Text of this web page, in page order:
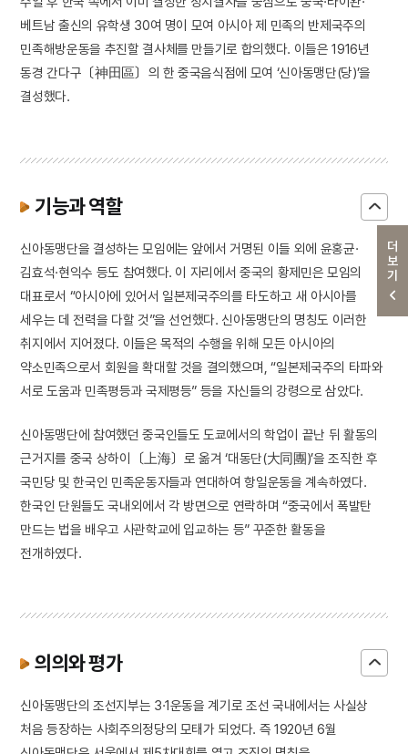
더보기
베트남 출신의 유학생 30여 명이 모여 아시아 제 민족의 반제국주의
민족해방운동을 추진할 결사체를 만들기로 합의했다. 이들은 1916년
동경 간다구〔神田區〕의 한 중국음식점에 모여 ‘신아동맹단(당)’을
결성했다.
기능과 역할
신아동맹단을 결성하는 모임에는 앞에서 거명된 이들 외에 윤홍균·
김효석·현익수 등도 참여했다. 이 자리에서 중국의 황제민은 모임의
대표로서 “아시아에 있어서 일본제국주의를 타도하고 새 아시아를
세우는 데 전력을 다할 것”을 선언했다. 신아동맹단의 명칭도 이러한
취지에서 지어졌다. 이들은 목적의 수행을 위해 모든 아시아의
약소민족으로서 회원을 확대할 것을 결의했으며, “일본제국주의 타파와
서로 도움과 민족평등과 국제평등” 등을 자신들의 강령으로 삼았다.
신아동맹단에 참여했던 중국인들도 도쿄에서의 학업이 끝난 뒤 활동의
근거지를 중국 상하이〔上海〕로 옮겨 ‘대동단(大同團)’을 조직한 후
국민당 및 한국인 민족운동자들과 연대하여 항일운동을 계속하였다.
한국인 단원들도 국내외에서 각 방면으로 연락하며 “중국에서 폭발탄
만드는 법을 배우고 사관학교에 입교하는 등” 꾸준한 활동을
전개하였다.
의의와 평가
신아동맹단의 조선지부는 3·1운동을 계기로 조선 국내에서는 사실상
처음 등장하는 사회주의정당의 모태가 되었다. 즉 1920년 6월